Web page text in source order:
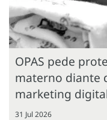
OPAS pede
materno diante
marketing
31 Jul 2026